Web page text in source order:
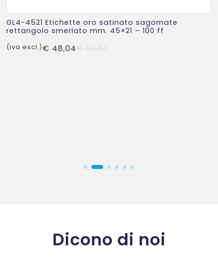
GL4-4521 Etichette oro satinato sagomate
rettangolo smerlato mm. 45×21 – 100 ff
€ 48,04
(iva escl.)
Dicono di noi